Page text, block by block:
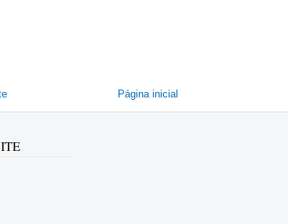
Página inicial